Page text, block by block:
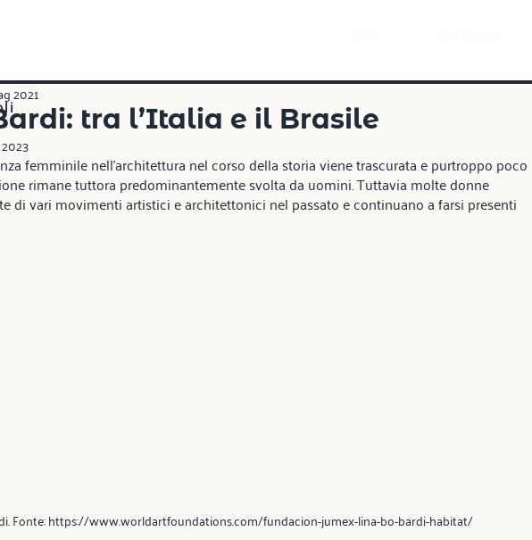
tra l’Italia e il Brasile
2021
femminile nell’architettura nel corso della storia viene trascurata e purtroppo poco
rimane tuttora predominantemente svolta da uomini. Tuttavia molte donne
di vari movimenti artistici e architettonici nel passato e continuano a farsi presenti
Fonte: https://www.worldartfoundations.com/fundacion-jumex-lina-bo-bardi-habitat/